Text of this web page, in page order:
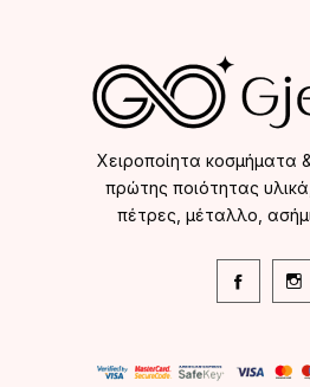
Χειροποίητα κοσμήματα
πρώτης ποιότητας
πέτρες, μέταλλο,